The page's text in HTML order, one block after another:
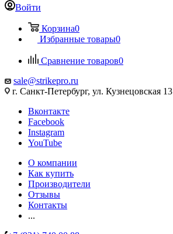
Войти
Корзина0
Избранные товары0
Сравнение товаров0
sale@strikepro.ru
г. Санкт-Петербург, ул. Кузнецовская 13
Вконтакте
Facebook
Instagram
YouTube
О компании
Как купить
Производители
Отзывы
Контакты
...